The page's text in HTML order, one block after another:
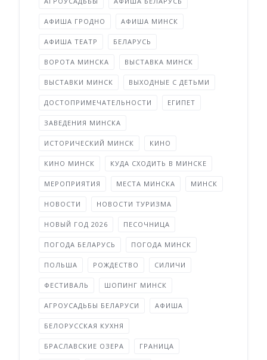
АФИША ГРОДНО АФИША МИНСК
АФИША ТЕАТР БЕЛАРУСЬ
ВОРОТА МИНСКА ВЫСТАВКА МИНСК
ВЫСТАВКИ МИНСК ВЫХОДНЫЕ С ДЕТЬМИ
ДОСТОПРИМЕЧАТЕЛЬНОСТИ ЕГИПЕТ
ЗАВЕДЕНИЯ МИНСКА
ИСТОРИЧЕСКИЙ МИНСК КИНО
КИНО МИНСК КУДА СХОДИТЬ В МИНСКЕ
МЕРОПРИЯТИЯ МЕСТА МИНСКА МИНСК
НОВОСТИ НОВОСТИ ТУРИЗМА
НОВЫЙ ГОД 2026 ПЕСОЧНИЦА
ПОГОДА БЕЛАРУСЬ ПОГОДА МИНСК
ПОЛЬША РОЖДЕСТВО СИЛИЧИ
ФЕСТИВАЛЬ ШОПИНГ МИНСК
АГРОУСАДЬБЫ БЕЛАРУСИ АФИША
БЕЛОРУССКАЯ КУХНЯ
БРАСЛАВСКИЕ ОЗЕРА ГРАНИЦА